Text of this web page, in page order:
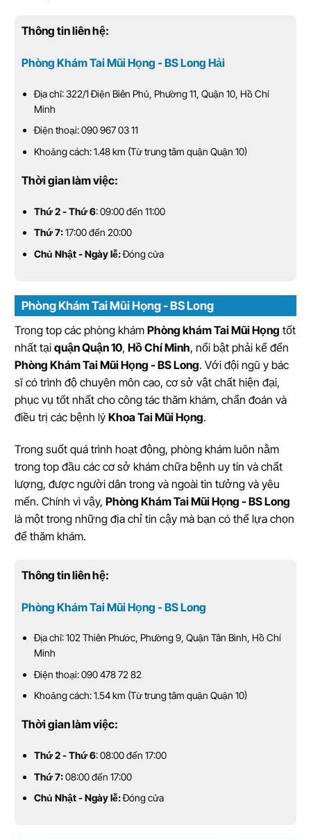
Thông tin liên hệ:
Phòng Khám Tai Mũi Họng - BS Long Hải
Địa chỉ: 322/1 Điện Biên Phủ, Phường 11, Quận 10, Hồ Chí
Minh
Điện thoại: 090 967 03 11
Khoảng cách: 1.48 km (Từ trung tâm quận Quận 10)
Thời gian làm việc:
Thứ 2 - Thứ 6: 09:00 đến 11:00
Thứ 7:17:00 đến 20:00
Chủ Nhật - Ngày lễ:Đóng cửa
Phòng Khám Tai Mũi Họng - BS Long
Trong top các phòng khám Phòng khám Tai Mũi Họng tốt
nhất tại quận Quận 10, Hồ Chí Minh, nổi bật phải kể đến
Phòng Khám Tai Mũi Họng - BS Long. Với đội ngũ y bác
sĩ có trình độ chuyên môn cao, cơ sở vật chất hiện đại,
phục vụ tốt nhất cho công tác thăm khám, chẩn đoán và
điều trị các bệnh lý Khoa Tai Mũi Họng.
Trong suốt quá trình hoạt động, phòng khám luôn nằm
trong top đầu các cơ sở khám chữa bệnh uy tín và chất
lượng, được người dân trong và ngoài tin tưởng và yêu
mến. Chính vì vậy, Phòng Khám Tai Mũi Họng - BS Long
là một trong những địa chỉ tin cậy mà bạn có thể lựa chọn
để thăm khám.
Thông tin liên hệ:
Phòng Khám Tai Mũi Họng - BS Long
Địa chỉ: 102 Thiên Phước, Phường 9, Quận Tân Bình, Hồ Chí
Minh
Điện thoại: 090 478 72 82
Khoảng cách: 1.54 km (Từ trung tâm quận Quận 10)
Thời gian làm việc:
Thứ 2 - Thứ 6: 08:00 đến 17:00
Thứ 7:08:00 đến 17:00
Chủ Nhật - Ngày lễ:Đóng cửa